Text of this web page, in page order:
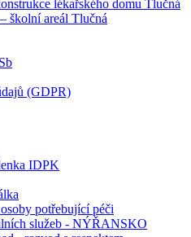
lékařského domu Tlučná
školní areál Tlučná
(GDPR)
IDPK
potřebující péči
služeb - NÝŘANSKO